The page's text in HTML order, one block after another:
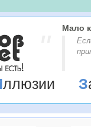
Мало
Иллюзии